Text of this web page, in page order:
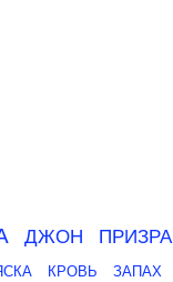
ДЖОН
КРОВЬ ЗАПАХ